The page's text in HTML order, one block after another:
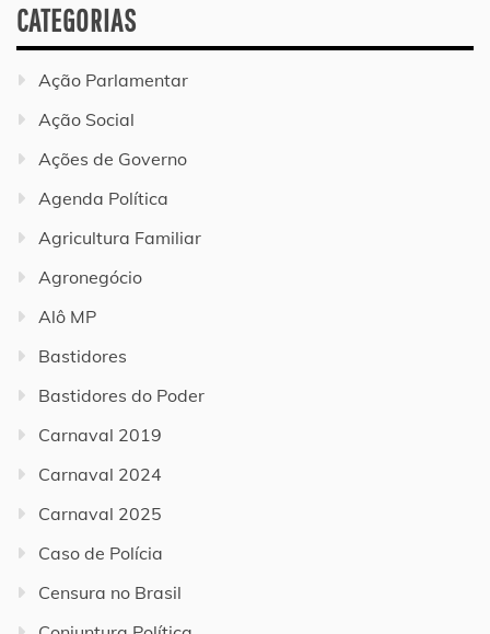
CATEGORIAS
Ação Parlamentar
Ação Social
Ações de Governo
Agenda Política
Agricultura Familiar
Agronegócio
Alô MP
Bastidores
Bastidores do Poder
Carnaval 2019
Carnaval 2024
Carnaval 2025
Caso de Polícia
Censura no Brasil